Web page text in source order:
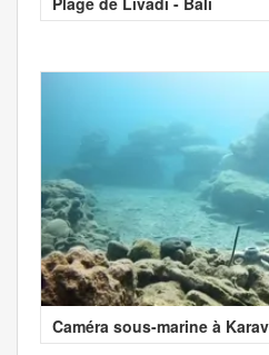
Caméra sous-marine à